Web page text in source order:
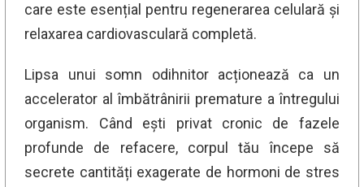
care este esențial pentru regenerarea celulară și
relaxarea cardiovasculară completă.
Lipsa unui somn odihnitor acționează ca un
accelerator al îmbătrânirii premature a întregului
organism. Când ești privat cronic de fazele
profunde de refacere, corpul tău începe să
secrete cantități exagerate de hormoni de stres